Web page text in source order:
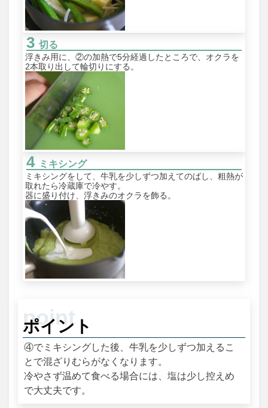
切る
浮きみ用に、②の加熱で5分経過したところで、オクラを
2本取り出して輪切りにする。
ミキシング
ミキシングをして、牛乳を少しずつ加えてのばし、粗熱が
取れたら冷蔵庫で冷やす。
器に盛り付け、浮きみのオクラを飾る。
ポイント
④でミキシングした後、牛乳を少しずつ加えるこ
とで混ざりむらがなくなります。
冷やさず温めて食べる場合には、塩は少し控えめ
で大丈夫です。